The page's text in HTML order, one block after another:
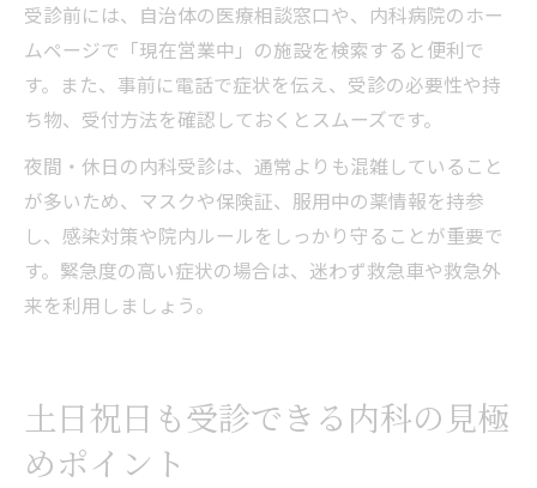
受診前には、自治体の医療相談窓口や、内科病院のホー
ムページで「現在営業中」の施設を検索すると便利で
す。また、事前に電話で症状を伝え、受診の必要性や持
ち物、受付方法を確認しておくとスムーズです。
夜間・休日の内科受診は、通常よりも混雑していること
が多いため、マスクや保険証、服用中の薬情報を持参
し、感染対策や院内ルールをしっかり守ることが重要で
す。緊急度の高い症状の場合は、迷わず救急車や救急外
来を利用しましょう。
土日祝日も受診できる内科の見極
めポイント